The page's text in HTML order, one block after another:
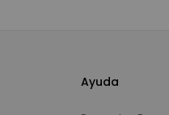
Ayuda